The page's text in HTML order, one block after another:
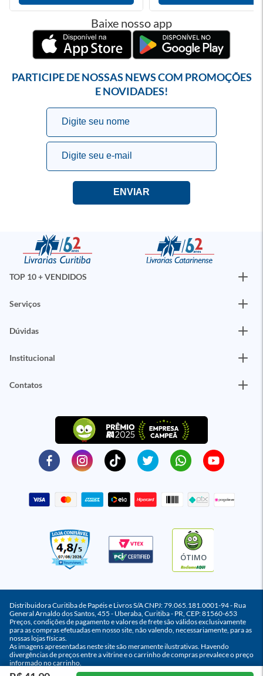
Baixe nosso app
PARTICIPE DE NOSSAS NEWS COM PROMOÇÕES
E NOVIDADES!
TOP 10 + VENDIDOS
Serviços
Dúvidas
Institucional
Contatos
ÓTIMO
Distribuidora Curitiba de Papéis e Livros S/A CNPJ: 79.065.181.0001-94 - Rua
General Arnaldo dos Santos, 455 - Uberaba, Curitiba - PR, CEP: 81560-653
Preços, condições de pagamento e valores de frete são válidos exclusivamente
para as compras efetuadas em nosso site, não valendo, necessariamente, para as
nossas lojas físicas.
As imagens apresentadas neste site são meramente ilustrativas. Havendo
divergências de preços entre a vitrine e o carrinho de compras prevalece o preço
informado no carrinho.